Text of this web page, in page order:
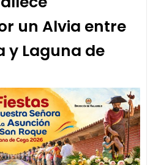
un Alvia entre
y Laguna de